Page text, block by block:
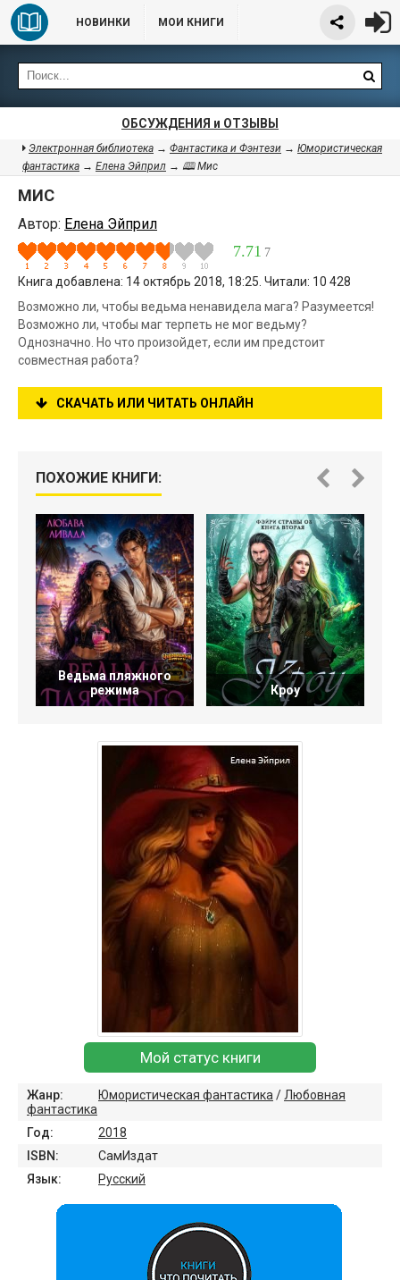
НОВИНКИ МОИ КНИГИ
ОБСУЖДЕНИЯ и ОТЗЫВЫ
Электронная библиотека → Фантастика и Фэнтези → Юмористическая
фантастика → Елена Эйприл → 🕮 Мис
МИС
Автор: Елена Эйприл
7.71 7
Книга добавлена: 14 октябрь 2018, 18:25. Читали: 10 428
Возможно ли, чтобы ведьма ненавидела мага? Разумеется!
Возможно ли, чтобы маг терпеть не мог ведьму?
Однозначно. Но что произойдет, если им предстоит
совместная работа?
СКАЧАТЬ ИЛИ ЧИТАТЬ ОНЛАЙН
ПОХОЖИЕ КНИГИ:
Ведьма пляжного
режима
Кроу
Мой статус книги
Жанр: Юмористическая фантастика / Любовная
фантастика
Год:
2018
ISBN:
СамИздат
Язык:
Русский